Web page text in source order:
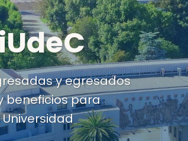
datos
información
comunidad más